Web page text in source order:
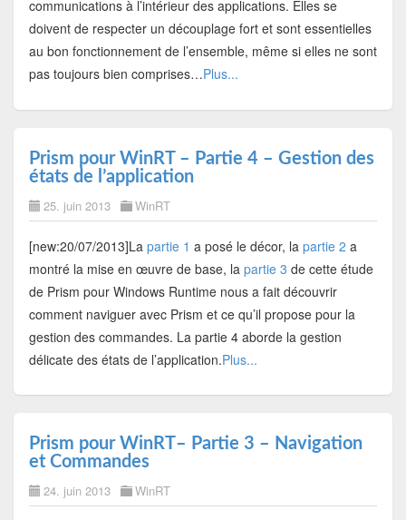
communications à l’intérieur des applications. Elles se
doivent de respecter un découplage fort et sont essentielles
au bon fonctionnement de l’ensemble, même si elles ne sont
pas toujours bien comprises…Plus...
Prism pour WinRT – Partie 4 – Gestion des
états de l’application
25. juin 2013 WinRT
[new:20/07/2013]La partie 1 a posé le décor, la partie 2 a
montré la mise en œuvre de base, la partie 3 de cette étude
de Prism pour Windows Runtime nous a fait découvrir
comment naviguer avec Prism et ce qu’il propose pour la
gestion des commandes. La partie 4 aborde la gestion
délicate des états de l’application.Plus...
Prism pour WinRT– Partie 3 – Navigation
et Commandes
24. juin 2013 WinRT